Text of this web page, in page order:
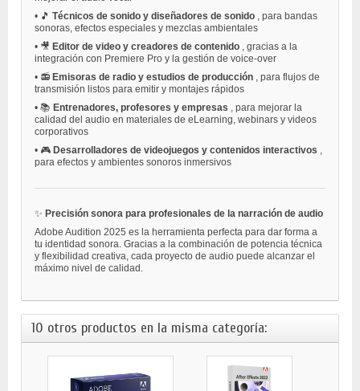
• 🎵 Técnicos de sonido y diseñadores de sonido
, para bandas
sonoras, efectos especiales y mezclas ambientales
• 🎥 Editor de video y creadores de contenido
, gracias a la
integración con Premiere Pro y la gestión de voice-over
• 📻 Emisoras de radio y estudios de producción
, para flujos de
transmisión listos para emitir y montajes rápidos
• 📚 Entrenadores, profesores y empresas
, para mejorar la
calidad del audio en materiales de eLearning, webinars y videos
corporativos
• 🎮 Desarrolladores de videojuegos y contenidos interactivos
para efectos y ambientes sonoros inmersivos
✨ Precisión sonora para profesionales de la narración de audio
Adobe Audition 2025 es la herramienta perfecta para dar forma a
tu identidad sonora. Gracias a la combinación de potencia técnica
y flexibilidad creativa, cada proyecto de audio puede alcanzar el
máximo nivel de calidad.
10 otros productos en la misma categoría: